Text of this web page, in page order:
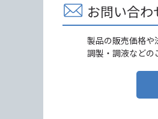
お問い合わ
製品の販売価格や
調製・調液などの